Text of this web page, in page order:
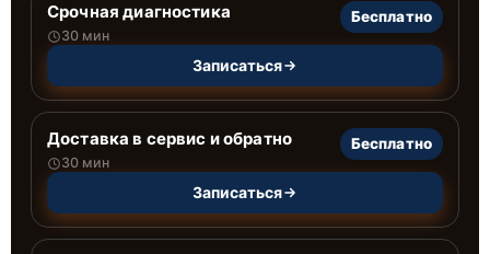
Срочная диагностика
30 мин
Бесплатно
Записаться
Доставка в сервис и обратно
30 мин
Бесплатно
Записаться